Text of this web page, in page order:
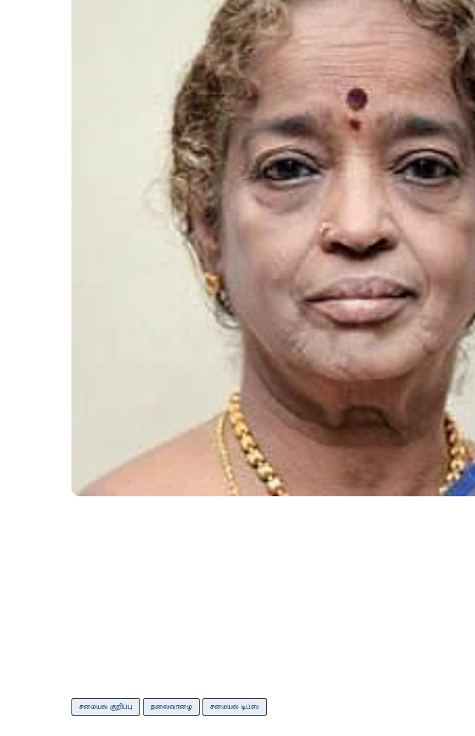
சமையல் குறிப்பு தலைவாழை சமையல் டிப்ஸ்